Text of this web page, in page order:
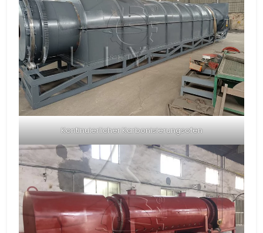
Kontinuierlicher Karbonisierungsofen